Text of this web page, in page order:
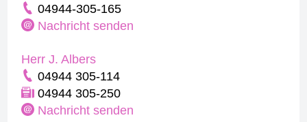
04944-305-165
Nachricht senden
Herr J. Albers
04944 305-114
04944 305-250
Nachricht senden